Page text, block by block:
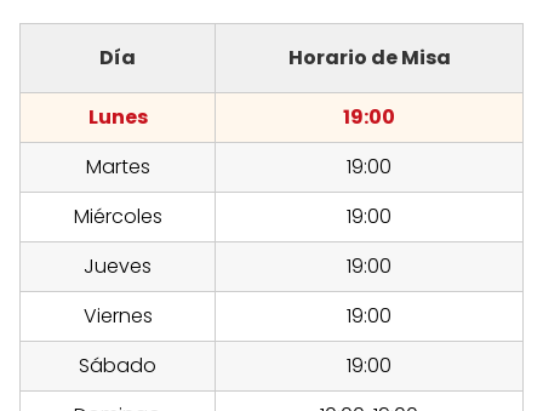
Día Horario de Misa
Lunes
19:00
Martes
19:00
Miércoles
19:00
Jueves
19:00
Viernes
19:00
Sábado
19:00